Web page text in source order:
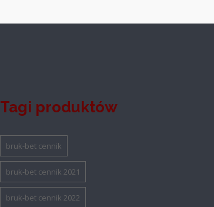
Tagi produktów
bruk-bet cennik
bruk-bet cennik 2021
bruk-bet cennik 2022